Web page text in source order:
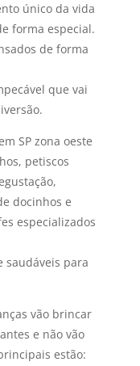
único da vida
forma especial.
de forma
que vai
SP zona oeste
petiscos
docinhos e
especializados
saudáveis para
vão brincar
e não vão
estão: